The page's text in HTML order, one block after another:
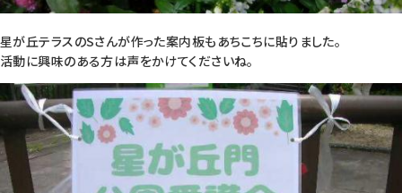
星が丘テラスのSさんが作った案内板もあちこちに貼りました。
活動に興味のある方は声をかけてくださいね。